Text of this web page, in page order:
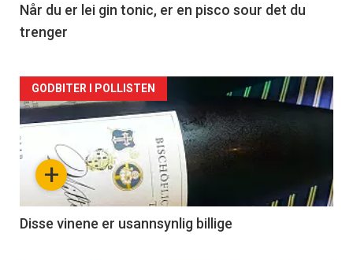
2
Når du er lei gin tonic, er en pisco sour det du
trenger
Forsiden
akkurat
nå
3
+
GODBITER I POLLISTEN
Disse vinene er usannsynlig billige